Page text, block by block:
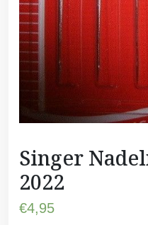
Singer
2022
€4,95